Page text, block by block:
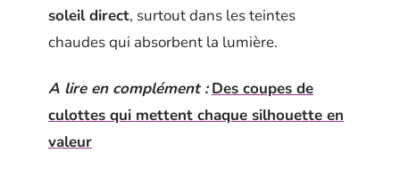
soleil direct, surtout dans les teintes
chaudes qui absorbent la lumière.
A lire en complément : Des coupes de
culottes qui mettent chaque silhouette en
valeur